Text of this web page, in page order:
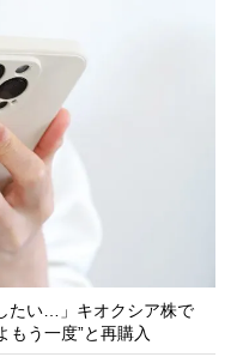
たい…」キオクシア株で
もう一度”と再購入